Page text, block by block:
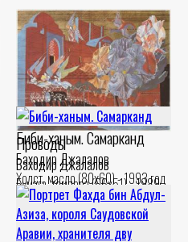
Проводы
Баходир Джалалов
Бумага, темпера (66x51) - 1989
год
Биби-ханым. Самарканд
Баходир Джалалов
Холст, масло (80x60) - 1993 год